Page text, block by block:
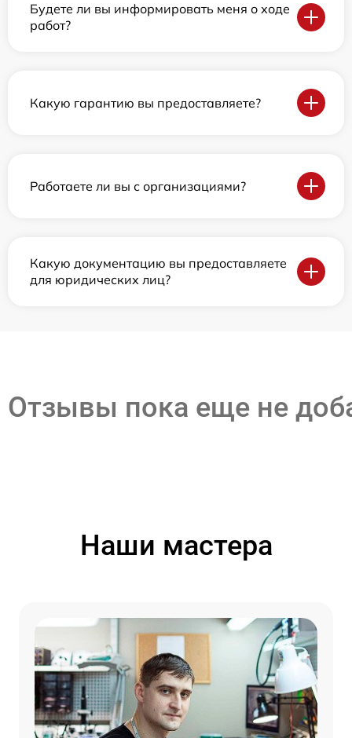
Будете ли вы информировать меня о ходе
работ?
Какую гарантию вы предоставляете?
Работаете ли вы с организациями?
Какую документацию вы предоставляете
для юридических лиц?
Отзывы пока еще не
Наши мастера